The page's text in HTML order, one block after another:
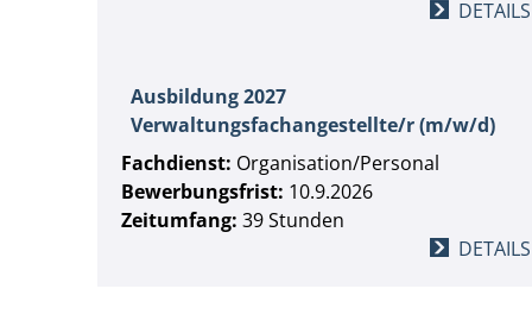
DETAILS
Ausbildung 2027
Verwaltungsfachangestellte/r (m/w/d)
Fachdienst: Organisation/Personal
Bewerbungsfrist: 10.9.2026
Zeitumfang: 39 Stunden
DETAILS